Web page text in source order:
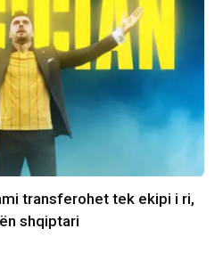
transferohet tek ekipi i ri,
shqiptari